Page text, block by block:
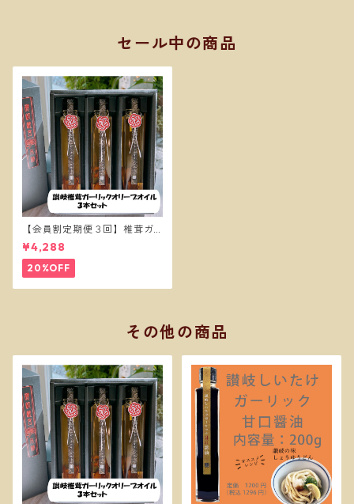
セール中の商品
【会員割定期便３回】椎茸ガ
ーリックオイル３本セット
¥4,288
20%OFF
その他の商品